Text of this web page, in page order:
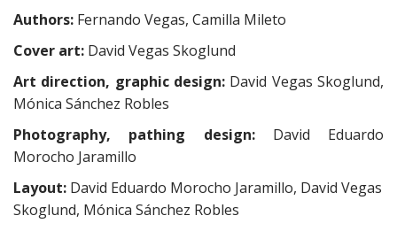
Authors: Fernando Vegas, Camilla Mileto
Cover art: David Vegas Skoglund
Art direction, graphic design: David Vegas Skoglund,
Mónica Sánchez Robles
Photography, pathing design:David Eduardo
Morocho Jaramillo
Layout: David Eduardo Morocho Jaramillo, David Vegas
Skoglund, Mónica Sánchez Robles